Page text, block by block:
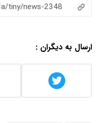
tiny/news-2348
ارسال به دیگران :